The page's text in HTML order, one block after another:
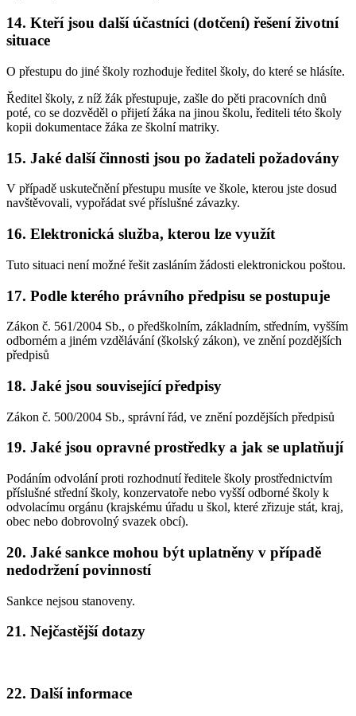
14. Kteří jsou další účastníci (dotčení) řešení životní
situace
O přestupu do jiné školy rozhoduje ředitel školy, do které se hlásíte.
Ředitel školy, z níž žák přestupuje, zašle do pěti pracovních dnů
poté, co se dozvěděl o přijetí žáka na jinou školu, řediteli této školy
kopii dokumentace žáka ze školní matriky.
15. Jaké další činnosti jsou po žadateli požadovány
V případě uskutečnění přestupu musíte ve škole, kterou jste dosud
navštěvovali, vypořádat své příslušné závazky.
16. Elektronická služba, kterou lze využít
Tuto situaci není možné řešit zasláním žádosti elektronickou poštou.
17. Podle kterého právního předpisu se postupuje
Zákon č. 561/2004 Sb., o předškolním, základním, středním, vyšším
odborném a jiném vzdělávání (školský zákon), ve znění pozdějších
předpisů
18. Jaké jsou související předpisy
Zákon č. 500/2004 Sb., správní řád, ve znění pozdějších předpisů
19. Jaké jsou opravné prostředky a jak se uplatňují
Podáním odvolání proti rozhodnutí ředitele školy prostřednictvím
příslušné střední školy, konzervatoře nebo vyšší odborné školy k
odvolacímu orgánu (krajskému úřadu u škol, které zřizuje stát, kraj,
obec nebo dobrovolný svazek obcí).
20. Jaké sankce mohou být uplatněny v případě
nedodržení povinností
Sankce nejsou stanoveny.
21. Nejčastější dotazy
22. Další informace